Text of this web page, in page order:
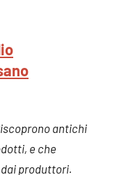
antichi
e che
produttori.